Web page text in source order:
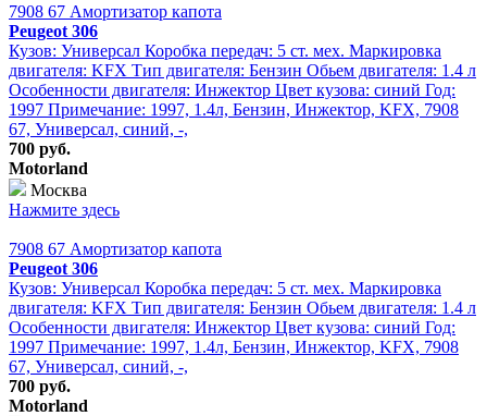
7908 67 Амортизатор капота
Peugeot 306
Кузов: Универсал Коробка передач: 5 ст. мех. Маркировка
двигателя: KFX Тип двигателя: Бензин Обьем двигателя: 1.4 л
Особенности двигателя: Инжектор Цвет кузова: синий Год:
1997 Примечание: 1997, 1.4л, Бензин, Инжектор, KFX, 7908
67, Универсал, синий, -,
700 руб.
Motorland
Москва
Нажмите здесь
7908 67 Амортизатор капота
Peugeot 306
Кузов: Универсал Коробка передач: 5 ст. мех. Маркировка
двигателя: KFX Тип двигателя: Бензин Обьем двигателя: 1.4 л
Особенности двигателя: Инжектор Цвет кузова: синий Год:
1997 Примечание: 1997, 1.4л, Бензин, Инжектор, KFX, 7908
67, Универсал, синий, -,
700 руб.
Motorland